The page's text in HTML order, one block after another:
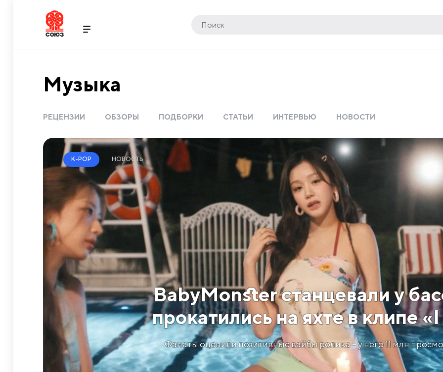
Музыка
РЕЦЕНЗИИ ОБЗОРЫ ПОДБОРКИ СТАТЬИ ИНТЕРВЬЮ НОВОСТИ
BabyMonster станцевали у
прокатились на яхте в клипе
Фанаты оценили позитивные вайбы ролика – у него 11 млн
K-POP НОВОСТЬ